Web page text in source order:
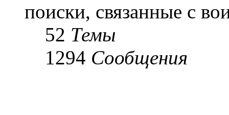
поиски, связанные с
52 Темы
1294 Сообщения